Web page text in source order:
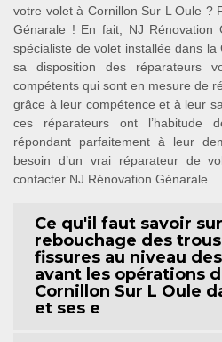
votre volet à Cornillon Sur L Oule ?
Génarale ! En fait, NJ Rénovation
spécialiste de volet installée dans
sa disposition des réparateurs
compétents qui sont en mesure de
grâce à leur compétence et à leur
ces réparateurs ont l’habitude
répondant parfaitement à leur
besoin d’un vrai réparateur de
contacter NJ Rénovation Génarale.
Ce qu'il faut savoir
rebouchage des
fissures au niveau
avant les opérations
Cornillon Sur L Oule
et ses e